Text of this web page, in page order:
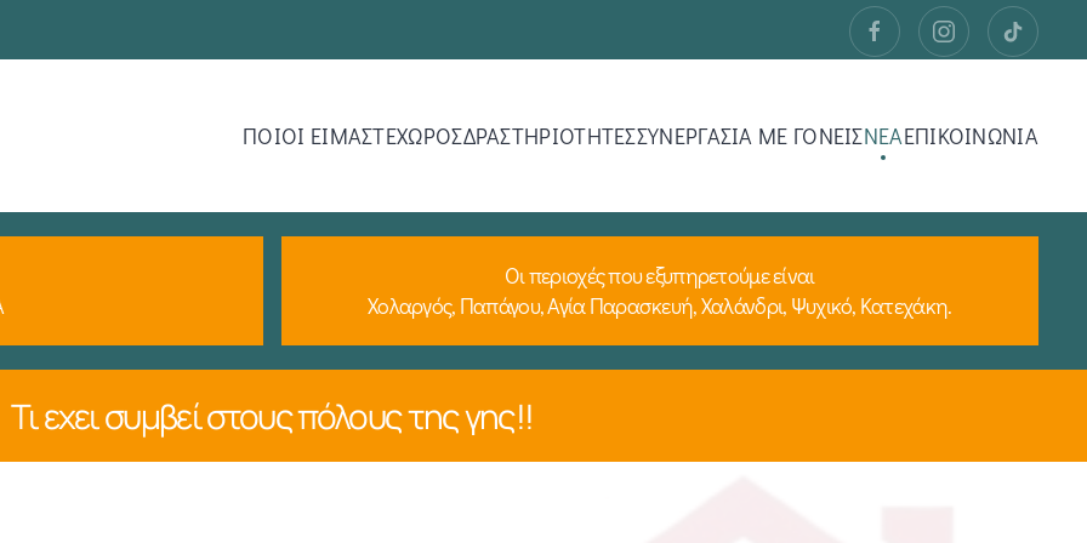
ΠΟΙΟΙ ΕΙΜΑΣΤΕΧΩΡΟΣΔΡΑΣΤΗΡΙΟΤΗΤΕΣΣΥΝΕΡΓΑΣΙΑ ΜΕ ΓΟΝΕΙΣΝΕΑΕΠΙΚΟΙΝΩΝΙΑ
Οι περιοχές που εξυπηρετούμε είναι
Χολαργός, Παπάγου, Αγία Παρασκευή, Χαλάνδρι, Ψυχικό, Κατεχάκη.
Τι εχει συμβεί στους πόλους της γης!!